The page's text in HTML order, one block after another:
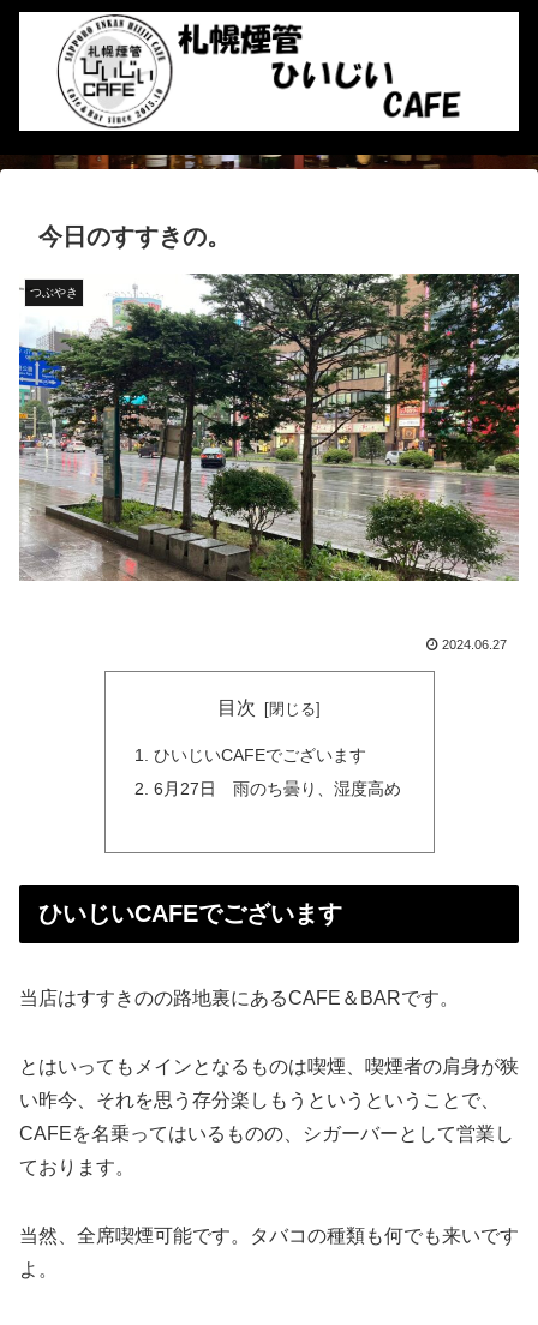
今日のすすきの。
つぶやき
2024.06.27
目次
ひいじいCAFEでございます
6月27日 雨のち曇り、湿度高め
ひいじいCAFEでございます
当店はすすきのの路地裏にあるCAFE＆BARです。
とはいってもメインとなるものは喫煙、喫煙者の肩身が狭
い昨今、それを思う存分楽しもうというということで、
CAFEを名乗ってはいるものの、シガーバーとして営業し
ております。
当然、全席喫煙可能です。タバコの種類も何でも来いです
よ。